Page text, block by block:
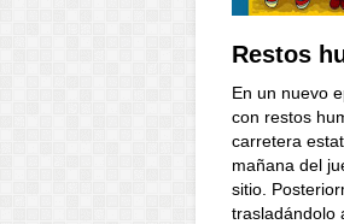
Restos
En un nuevo
con restos
carretera
mañana del
sitio.
trasladándolo